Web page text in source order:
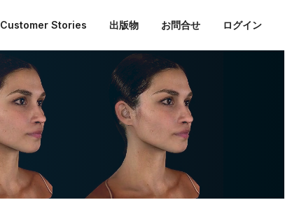
Customer Stories 出版物 お問合せ ログイン